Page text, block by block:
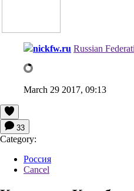
nickfw.ru Russian
March 29 2017, 09:13
33
Category:
Россия
Cancel